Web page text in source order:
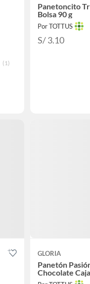
(1)
Panetoncito
Bolsa 90 g
Por TOTTUS
S/ 3.10
GLORIA
Panetón
Chocolate